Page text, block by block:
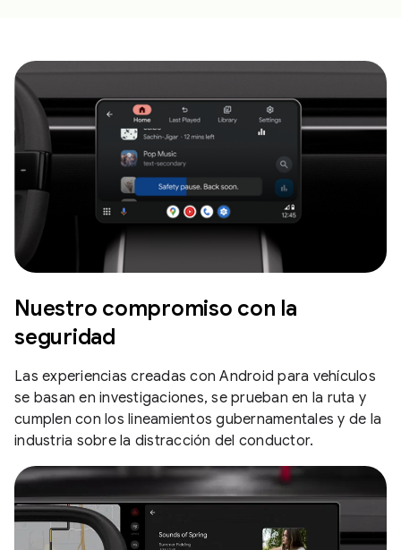
Nuestro compromiso con la
seguridad
Las experiencias creadas con Android para vehículos
se basan en investigaciones, se prueban en la ruta y
cumplen con los lineamientos gubernamentales y de la
industria sobre la distracción del conductor.